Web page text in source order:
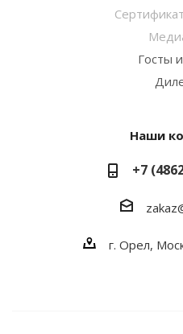
Госты
Наши
+7
г. Орел,